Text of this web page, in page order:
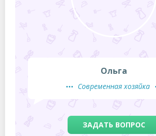
Ольга
Современная хозяйка
ЗАДАТЬ ВОПРОС